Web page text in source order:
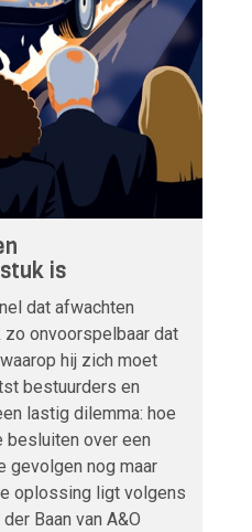
is
dat afwachten
onvoorspelbaar dat
hij zich moet
bestuurders en
lastig dilemma: hoe
besluiten over een
gevolgen nog maar
oplossing ligt volgens
Baan van A&O